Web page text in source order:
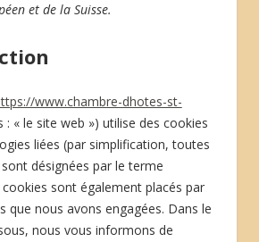
et de la Suisse.
www.chambre-dhotes-st-
: « le site web ») utilise des cookies
liées (par simplification, toutes
désignées par le terme
cookies sont également placés par
que nous avons engagées. Dans le
nous vous informons de